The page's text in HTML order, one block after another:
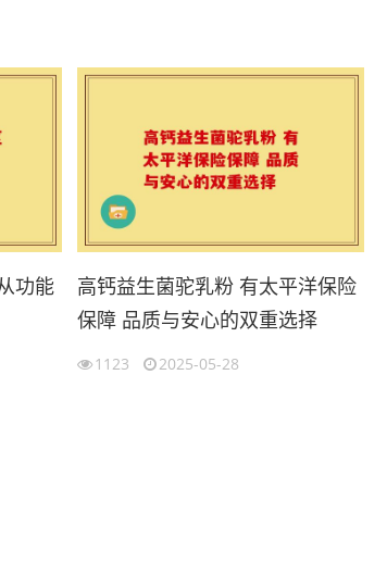
功能
高钙益生菌驼乳粉 有太平洋保险
保障 品质与安心的双重选择
1123 2025-05-28